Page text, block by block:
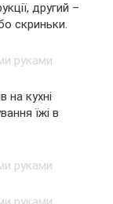
другий –
скриньки.
на кухні
їжі в